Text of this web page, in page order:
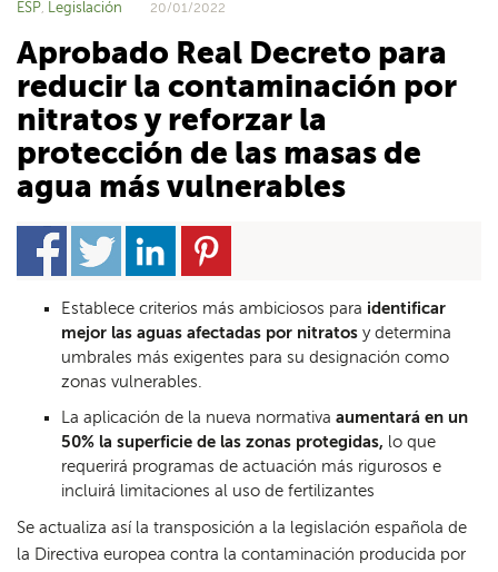
ESP, Legislación 20/01/2022
Aprobado Real Decreto para
reducir la contaminación por
nitratos y reforzar la
protección de las masas de
agua más vulnerables
Establece criterios más ambiciosos para identificar
mejor las aguas afectadas por nitratos y determina
umbrales más exigentes para su designación como
zonas vulnerables.
La aplicación de la nueva normativa aumentará en un
50% la superficie de las zonas protegidas, lo que
requerirá programas de actuación más rigurosos e
incluirá limitaciones al uso de fertilizantes
Se actualiza así la transposición a la legislación española de
la Directiva europea contra la contaminación producida por